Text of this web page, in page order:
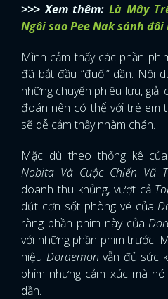
>>> Xem thêm:Là Mây
Ngôi sao Pee Nak sánh
Mình cảm thấy các phần
đã bắt đầu “đuối” dần. Nội
những chuyến phiêu lưu,
đoán nên có thể với trẻ em
sẽ dễ cảm thấy nhàm chán.
Mặc dù theo thống kê
Nobita Và Cuộc Chiến Vũ
doanh thu khủng, vượt cả
dứt cơn sốt phòng vé của
ràng phần phim này của
với những phần phim trước.
hiệu Doraemonvẫn đủ sức
phim nhưng cảm xúc mà
dần.